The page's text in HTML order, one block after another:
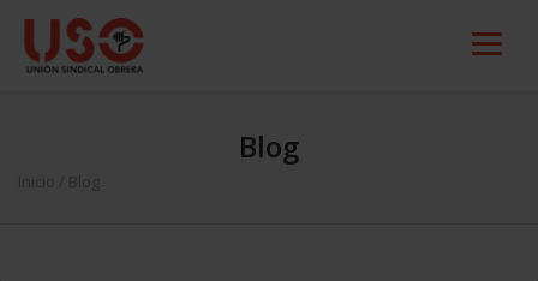
Blog
Inicio / Blog